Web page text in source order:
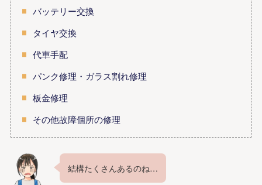
バッテリー交換
タイヤ交換
代車手配
パンク修理・ガラス割れ修理
板金修理
その他故障個所の修理
結構たくさんあるのね…